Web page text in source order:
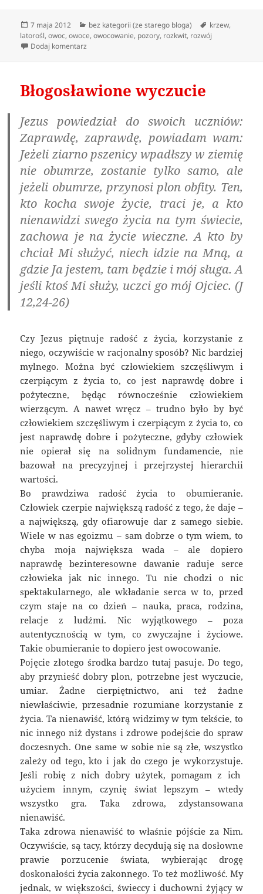
Data
publikacji
7 maja 2012 Kategorie
bez kategorii (ze starego bloga) Tagi
krzew,
latorośl,owoc,owoce,owocowanie, pozory, rozkwit, rozwój
Dodaj komentarz
Błogosławione wyczucie
Jezus powiedział do swoich uczniów:
Zaprawdę, zaprawdę, powiadam wam:
Jeżeli ziarno pszenicy wpadłszy w ziemię
nie obumrze, zostanie tylko samo, ale
jeżeli obumrze, przynosi plon obfity. Ten,
kto kocha swoje życie, traci je, a kto
nienawidzi swego życia na tym świecie,
zachowa je na życie wieczne. A kto by
chciał Mi służyć, niech idzie na Mną, a
gdzie Ja jestem, tam będzie i mój sługa. A
jeśli ktoś Mi służy, uczci go mój Ojciec. (J
12,24-26)
Czy Jezus piętnuje radość z życia, korzystanie z
niego, oczywiście w racjonalny sposób? Nic bardziej
mylnego. Można być człowiekiem szczęśliwym i
czerpiącym z życia to, co jest naprawdę dobre i
pożyteczne, będąc równocześnie człowiekiem
wierzącym. A nawet wręcz – trudno było by być
człowiekiem szczęśliwym i czerpiącym z życia to, co
jest naprawdę dobre i pożyteczne, gdyby człowiek
nie opierał się na solidnym fundamencie, nie
bazował na precyzyjnej i przejrzystej hierarchii
wartości.
Bo prawdziwa radość życia to obumieranie.
Człowiek czerpie największą radość z tego, że daje –
a największą, gdy ofiarowuje dar z samego siebie.
Wiele w nas egoizmu – sam dobrze o tym wiem, to
chyba moja największa wada – ale dopiero
naprawdę bezinteresowne dawanie raduje serce
człowieka jak nic innego. Tu nie chodzi o nic
spektakularnego, ale wkładanie serca w to, przed
czym staje na co dzień – nauka, praca, rodzina,
relacje z ludźmi. Nic wyjątkowego – poza
autentycznością w tym, co zwyczajne i życiowe.
Takie obumieranie to dopiero jest owocowanie.
Pojęcie złotego środka bardzo tutaj pasuje. Do tego,
aby przynieść dobry plon, potrzebne jest wyczucie,
umiar. Żadne cierpiętnictwo, ani też żadne
niewłaściwie, przesadnie rozumiane korzystanie z
życia. Ta nienawiść, którą widzimy w tym tekście, to
nic innego niż dystans i zdrowe podejście do spraw
doczesnych. One same w sobie nie są złe, wszystko
zależy od tego, kto i jak do czego je wykorzystuje.
Jeśli robię z nich dobry użytek, pomagam z ich
użyciem innym, czynię świat lepszym – wtedy
wszystko gra. Taka zdrowa, zdystansowana
nienawiść.
Taka zdrowa nienawiść to właśnie pójście za Nim.
Oczywiście, są tacy, którzy decydują się na dosłowne
prawie porzucenie świata, wybierając drogę
doskonałości życia zakonnego. To też możliwość. My
jednak, w większości, świeccy i duchowni żyjący w